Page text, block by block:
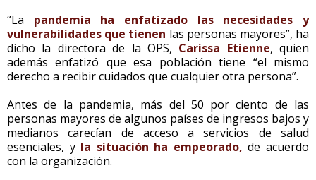
“La pandemia ha enfatizado las necesidades y
vulnerabilidades que tienen las personas mayores”, ha
dicho la directora de la OPS, Carissa Etienne, quien
además enfatizó que esa población tiene “el mismo
derecho a recibir cuidados que cualquier otra persona”.
Antes de la pandemia, más del 50 por ciento de las
personas mayores de algunos países de ingresos bajos y
medianos carecían de acceso a servicios de salud
esenciales, y la situación ha empeorado, de acuerdo
con la organización.